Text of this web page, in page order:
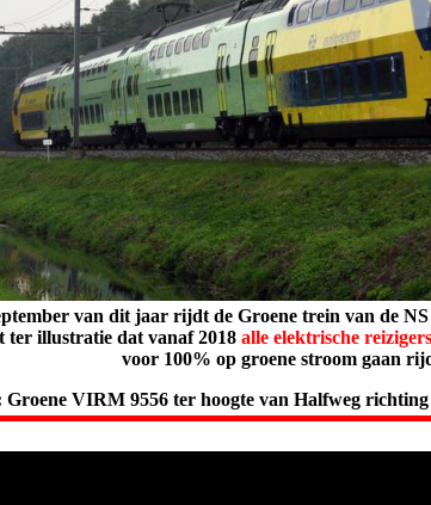
van dit jaar rijdt de Groene trein van de
ter illustratie dat vanaf 2018 alle elektrische
voor 100% op groene stroom gaan
Groene VIRM 9556 ter hoogte van Halfweg